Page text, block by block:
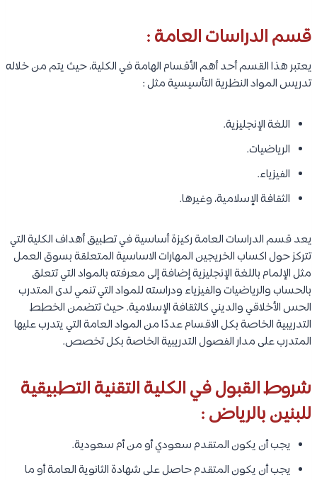
قسم الدراسات العامة :
يعتبر هذا القسم أحد أهم الأقسام الهامة في الكلية، حيث يتم من خلاله
تدريس المواد النظرية التأسيسية مثل :
اللغة الإنجليزية.
الرياضيات.
الفيزياء.
الثقافة الإسلامية، وغيرها.
يعد قسم الدراسات العامة ركيزة أساسية في تطبيق أهداف الكلية التي
تتركز حول اكساب الخريجين المهارات الاساسية المتعلقة بسوق العمل
مثل الإلمام باللغة الإنجليزية إضافة إلى معرفته بالمواد التي تتعلق
بالحساب والرياضيات والفيزياء ودراسته للمواد التي تنمي لدى المتدرب
الحس الأخلاقي والديني كالثقافة الإسلامية. حيث تتضمن الخطط
التدريبية الخاصة بكل الاقسام عددًا من المواد العامة التي يتدرب عليها
المتدرب على مدار الفصول التدريبية الخاصة بكل تخصص.
شروط القبول في الكلية التقنية التطبيقية
للبنين بالرياض :
يجب أن يكون المتقدم سعودي أو من أم سعودية.
يجب أن يكون المتقدم حاصل على شهادة الثانوية العامة أو ما